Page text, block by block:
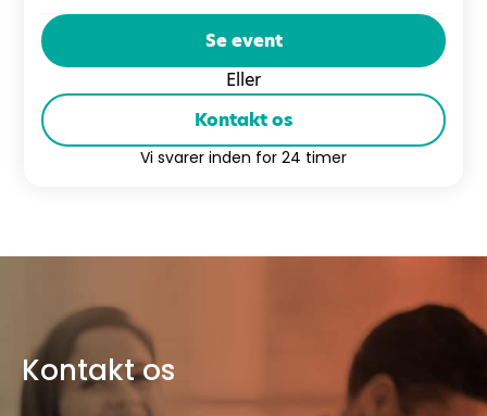
Se event
Eller
Kontakt os
Vi svarer inden for 24 timer
Kontakt os